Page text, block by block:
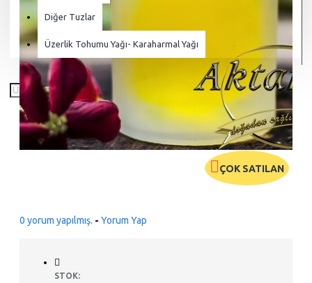
Diğer Tuzlar
Üzerlik Tohumu Yağı- Karaharmal Yağı
ÇOK SATILAN
0 yorum yapılmış. - Yorum Yap
STOK: